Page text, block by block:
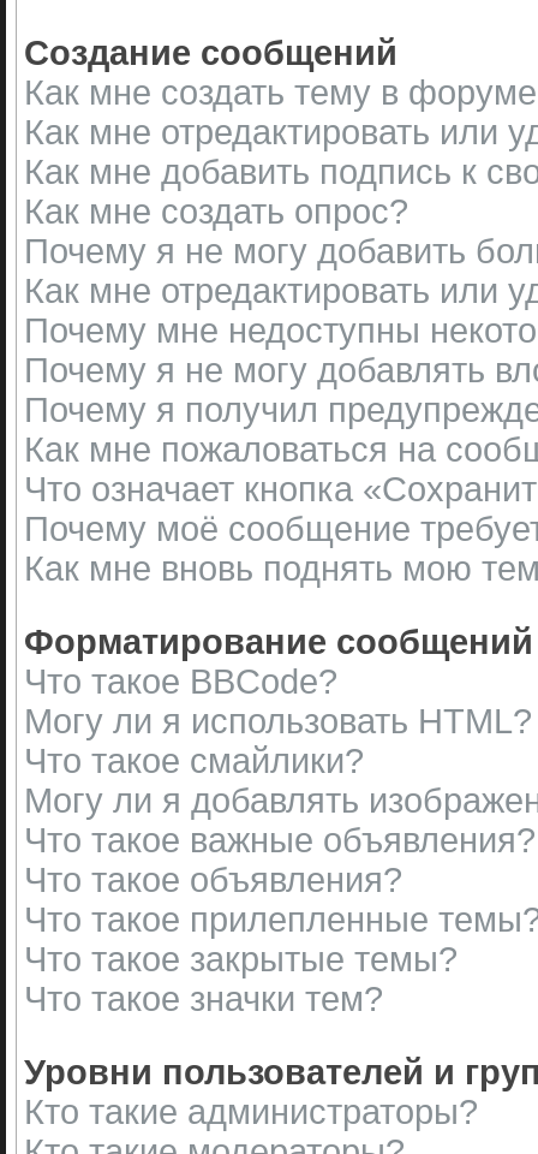
Создание сообщений
Как мне создать тему в
Как мне отредактировать или
Как мне добавить подпись к
Как мне создать опрос?
Почему я не могу добавить
Как мне отредактировать или
Почему мне недоступны
Почему я не могу добавлять
Почему я получил
Как мне пожаловаться на
Что означает кнопка
Почему моё сообщение
Как мне вновь поднять мою
Форматирование
Что такое BBCode?
Могу ли я использовать HTML?
Что такое смайлики?
Могу ли я добавлять
Что такое важные объявления?
Что такое объявления?
Что такое прилепленные
Что такое закрытые темы?
Что такое значки тем?
Уровни пользователей и
Кто такие администраторы?